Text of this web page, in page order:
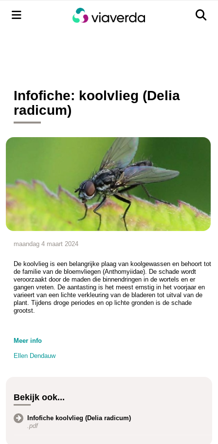
Menu Menu
Infofiche: koolvlieg (Delia
radicum)
maandag 4 maart 2024
De koolvlieg is een belangrijke plaag van koolgewassen en behoort tot
de familie van de bloemvliegen (Anthomyiidae). De schade wordt
veroorzaakt door de maden die binnendringen in de wortels en er
gangen vreten. De aantasting is het meest ernstig in het voorjaar en
varieert van een lichte verkleuring van de bladeren tot uitval van de
plant. Tijdens droge periodes en op lichte gronden is de schade
grootst.
Meer info
Ellen Dendauw
Bekijk ook...
Infofiche koolvlieg (Delia radicum)
.pdf